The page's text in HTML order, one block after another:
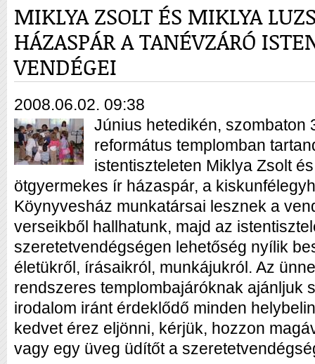
MIKLYA ZSOLT ÉS MIKLYA
HÁZASPÁR A TANÉVZÁRÓ
VENDÉGEI
2008.06.02. 09:38
Június hetedikén, szombaton
református templomban
istentiszteleten Miklya Zsolt
ötgyermekes ír házaspár, a
Köynyvesház munkatársai lesznek a
verseikből hallhatunk, majd az
szeretetvendégségen lehetőség nyílik
életükről, írásaikról, munkájukról. Az
rendszeres templombajáróknak ajánljuk
irodalom iránt érdeklődő minden
kedvet érez eljönni, kérjük, hozzon
vagy egy üveg üdítőt a